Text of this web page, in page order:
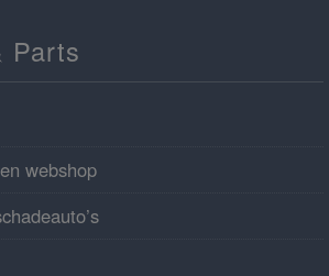
Parts
webshop